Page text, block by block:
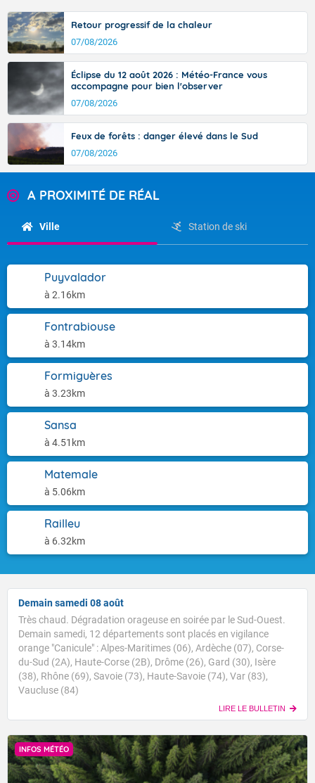
Retour progressif de la chaleur
07/08/2026
Éclipse du 12 août 2026 : Météo-France vous
accompagne pour bien l'observer
07/08/2026
Feux de forêts : danger élevé dans le Sud
07/08/2026
A PROXIMITÉ DE RÉAL
Ville Station de ski
Puyvalador
à 2.16km
Fontrabiouse
à 3.14km
Formiguères
à 3.23km
Sansa
à 4.51km
Matemale
à 5.06km
Railleu
à 6.32km
Demain samedi 08 août
Très chaud. Dégradation orageuse en soirée par le Sud-Ouest.
Demain samedi, 12 départements sont placés en vigilance
orange "Canicule" : Alpes-Maritimes (06), Ardèche (07), Corse-
du-Sud (2A), Haute-Corse (2B), Drôme (26), Gard (30), Isère
(38), Rhône (69), Savoie (73), Haute-Savoie (74), Var (83),
Vaucluse (84)
LIRE LE BULLETIN
INFOS MÉTÉO